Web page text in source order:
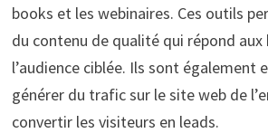
books et les webinaires. Ces outils
du contenu de qualité qui répond aux
l’audience ciblée. Ils sont également
générer du trafic sur le site web de
convertir les visiteurs en leads.